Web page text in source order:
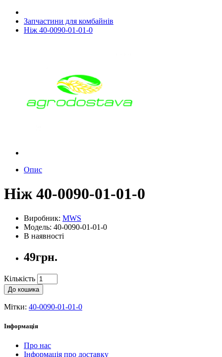
Запчастини для комбайнів
Ніж 40-0090-01-01-0
Опис
Ніж 40-0090-01-01-0
Виробник: MWS
Модель: 40-0090-01-01-0
В наявності
49грн.
Кількість
До кошика
Мітки: 40-0090-01-01-0
Інформація
Про нас
Інформація про доставку